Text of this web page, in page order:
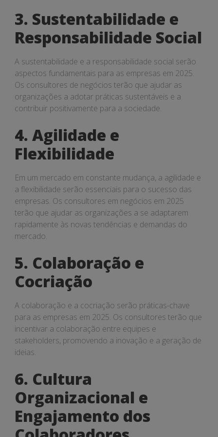
3. Sustentabilidade e
Responsabilidade Social
A sustentabilidade e a responsabilidade social serão
aspectos fundamentais para as empresas em 2025.
Os consultores de negócios terão que ajudar as
organizações a adotar práticas sustentáveis e a
contribuir positivamente para a sociedade.
4. Agilidade e
Flexibilidade
Em um mercado em constante mudança, a agilidade e
a flexibilidade serão essenciais para o sucesso das
empresas. Os consultores em negócios em 2025
terão que ajudar as organizações a se adaptarem
rapidamente às novas tendências e demandas do
mercado.
5. Colaboração e
Cocriação
A colaboração e a cocriação serão práticas-chave
para as empresas em 2025. Os consultores terão que
incentivar a colaboração entre equipes e
stakeholders, promovendo a inovação e a geração de
ideias.
6. Cultura
Organizacional e
Engajamento dos